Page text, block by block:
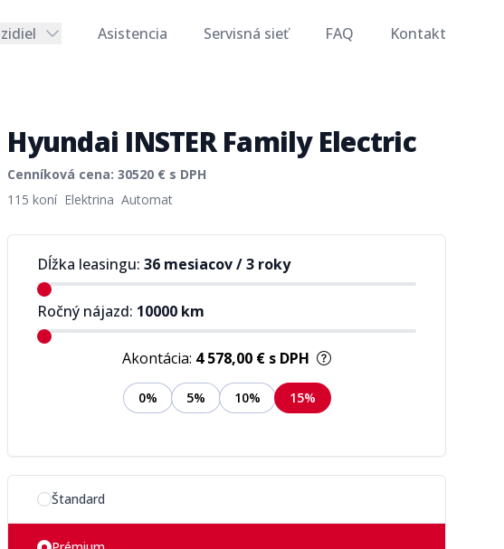
Asistencia Servisná sieť FAQ Kontakt
Hyundai INSTER Family Electric
Cenníková cena:30520 € s DPH
Product information
115 koní Elektrina Automat
Dĺžka leasingu: 36 mesiacov/3 roky
Ročný nájazd: 10000 km
Akontácia: 4 578,00 € s DPH
0% 5% 10% 15%
Vyberte si možnosť plánu
Štandard